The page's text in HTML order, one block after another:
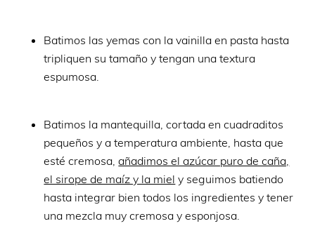
Batimos las yemas con la vainilla en pasta hasta
tripliquen su tamaño y tengan una textura
espumosa.
Batimos la mantequilla, cortada en cuadraditos
pequeños y a temperatura ambiente, hasta que
esté cremosa,añadimos el azúcar puro de caña,
el sirope de maíz y la miel y seguimos batiendo
hasta integrar bien todos los ingredientes y tener
una mezcla muy cremosa y esponjosa.